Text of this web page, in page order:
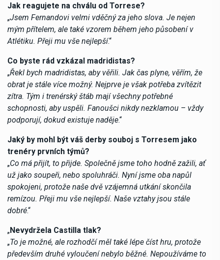
Jak reagujete na chválu od Torrese?
„Jsem Fernandovi velmi vděčný za jeho slova. Je nejen
mým přítelem, ale také vzorem během jeho působení v
Atlétiku. Přeji mu vše nejlepší.“
Co byste rád vzkázal madridistas?
„Řekl bych madridistas, aby věřili. Jak čas plyne, věřím, že
obrat je stále více možný. Nejprve je však potřeba zvítězit
zítra. Tým i trenérský štáb mají všechny potřebné
schopnosti, aby uspěli. Fanoušci nikdy nezklamou – vždy
podporují, dokud existuje naděje.“
Jaký by mohl být váš derby souboj s Torresem jako
trenéry prvních týmů?
„Co má přijít, to přijde. Společně jsme toho hodně zažili, ať
už jako soupeři, nebo spoluhráči. Nyní jsme oba napůl
spokojeni, protože naše dvě vzájemná utkání skončila
remízou. Přeji mu vše nejlepší. Naše vztahy jsou stále
dobré.“
„Nevydržela Castilla tlak?
„To je možné, ale rozhodčí měl také lépe číst hru, protože
především druhé vyloučení nebylo běžné. Nepoužíváme to